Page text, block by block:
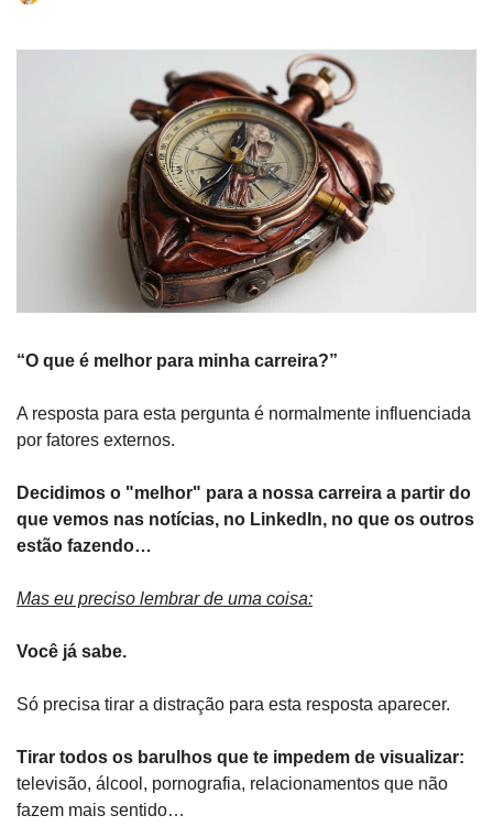
“O que é melhor para minha carreira?”
A resposta para esta pergunta é normalmente influenciada
por fatores externos.
Decidimos o "melhor" para a nossa carreira a partir do
que vemos nas notícias, no LinkedIn, no que os outros
estão fazendo…
Mas eu preciso lembrar de uma coisa:
Você já sabe.
Só precisa tirar a distração para esta resposta aparecer.
Tirar todos os barulhos que te impedem de visualizar:
televisão, álcool, pornografia, relacionamentos que não
fazem mais sentido…